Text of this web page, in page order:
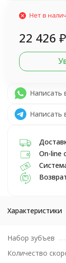
Нет в
22 426 ₽
Написать
Написать
On-line
Характеристики
Набор зубъев
Количество